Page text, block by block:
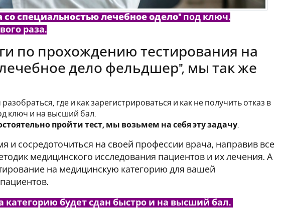
специальностью лечебное одело" под ключ.
раза.
по прохождению тестирования на
дело фельдшер", мы так же
где и как зарегистрироваться и как не получить отказ в
ключ и на высший бал.
пройти тест, мы возьмем на себя эту задачу
и сосредоточиться на своей профессии врача, направив все
медицинского исследования пациентов и их лечения. А
на медицинскую категорию для вашей
будет сдан быстро и на высший бал.